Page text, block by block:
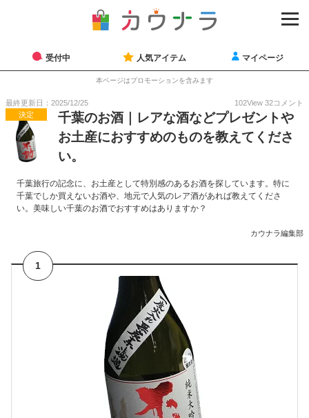
受付中 人気アイテム マイページ
本ページはプロモーションを含みます
最終更新日：2025/12/25 102View 32コメント
決定
千葉のお酒｜レアな酒などプレゼントや
お土産におすすめのものを教えてくださ
い。
千葉旅行の記念に、お土産として特別感のあるお酒を探しています。特に
千葉でしか買えないお酒や、地元で人気のレア酒があれば教えてくださ
い。美味しい千葉のお酒でおすすめはありますか？
カウナラ編集部
1